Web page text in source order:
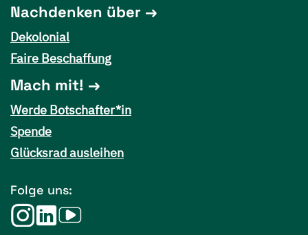
Nachdenken über
Dekolonial
Faire Beschaffung
Mach mit!
Werde Botschafter*in
Spende
Glücksrad ausleihen
Folge uns: